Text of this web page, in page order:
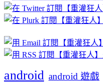
分
類
android android 遊戲